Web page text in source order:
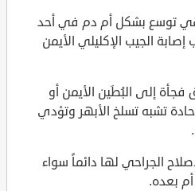
توسع بشكل أم دم في أحد
إصابة الجيب الإكليلي الأيمن
إلى البُطَين الأيمن أو
حادة تشبه تسلخ الأبهر وتؤدي
الجراحي لها دائماً سواء
بعده.